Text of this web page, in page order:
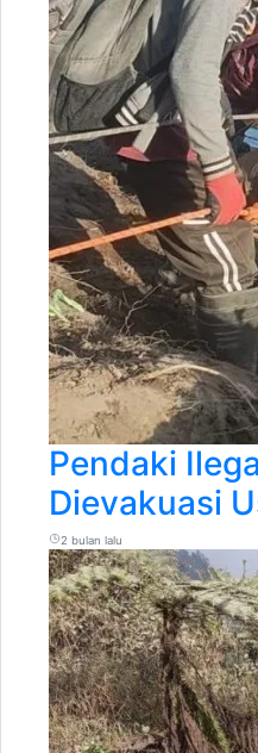
Pendaki
Dievakuasi
2 bulan lalu